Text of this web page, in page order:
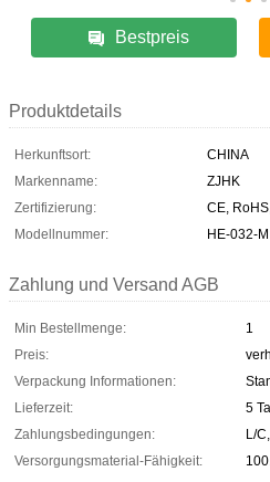
Bestpreis
Produktdetails
Herkunftsort:
CHINA
Markenname:
ZJHK
Zertifizierung:
CE,
Modellnummer:
HE-032-
Zahlung und Versand AGB
Min Bestellmenge:
1
Preis:
Verpackung Informationen:
Lieferzeit:
5
Zahlungsbedingungen:
L/
Versorgungsmaterial-Fähigkeit: